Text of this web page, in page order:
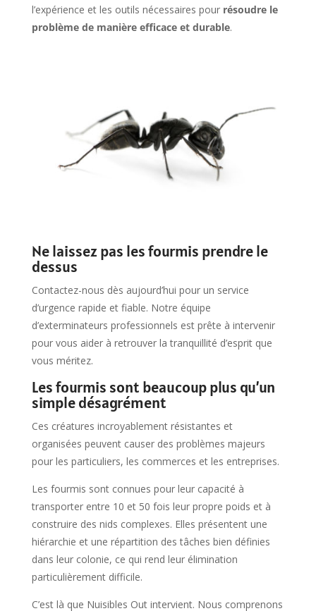
l’expérience et les outils nécessaires pour résoudre le
problème de manière efficace et durable.
Ne laissez pas les fourmis prendre le
dessus
Contactez-nous dès aujourd’hui pour un service
d’urgence rapide et fiable. Notre équipe
d’exterminateurs professionnels est prête à intervenir
pour vous aider à retrouver la tranquillité d’esprit que
vous méritez.
Les fourmis sont beaucoup plus qu’un
simple désagrément
Ces créatures incroyablement résistantes et
organisées peuvent causer des problèmes majeurs
pour les particuliers, les commerces et les entreprises.
Les fourmis sont connues pour leur capacité à
transporter entre 10 et 50 fois leur propre poids et à
construire des nids complexes. Elles présentent une
hiérarchie et une répartition des tâches bien définies
dans leur colonie, ce qui rend leur élimination
particulièrement difficile.
C’est là que Nuisibles Out intervient. Nous comprenons